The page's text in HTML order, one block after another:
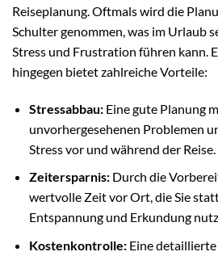
Reiseplanung. Oftmals wird die
Schulter genommen, was im Urlaub
Stress und Frustration führen kann.
hingegen bietet zahlreiche Vorteile:
Stressabbau:Eine gute Planung
unvorhergesehenen Problemen
Stress vor und während der Reise.
Zeitersparnis:Durch die
wertvolle Zeit vor Ort, die Sie
Entspannung und Erkundung
Kostenkontrolle:Eine detaillierte